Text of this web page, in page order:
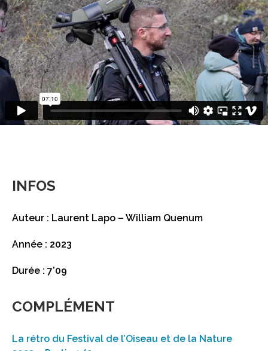
INFOS
Auteur : Laurent Lapo – William Quenum
Année : 2023
Durée : 7’09
COMPLÉMENT
La rétro du Festival de l’Oiseau et de la Nature